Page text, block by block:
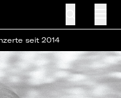
seit 2014